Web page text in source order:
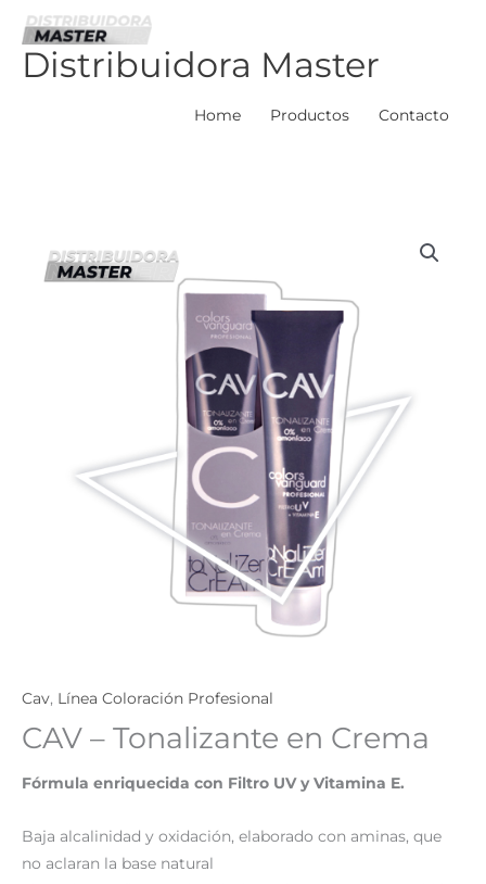
contenido
Distribuidora Master
Home Productos Contacto
Cav, Línea Coloración Profesional
CAV – Tonalizante en Crema
Fórmula enriquecida con Filtro UV y Vitamina E.
Baja alcalinidad y oxidación, elaborado con aminas, que
no aclaran la base natural